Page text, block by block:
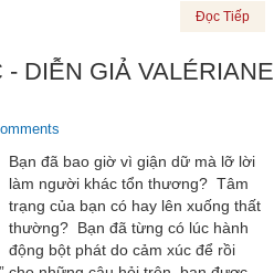
Đọc Tiếp
DIỄN GIẢ VALÉRIANE
Bạn đã bao giờ vì giận dữ mà lỡ lời
làm người khác tổn thương? Tâm
trạng của bạn có hay lên xuống thất
thường? Bạn đã từng có lúc hành
động bột phát do cảm xúc để rồi